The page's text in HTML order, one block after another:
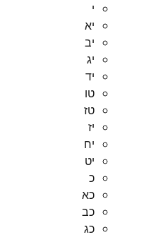
י
יא
יב
יג
יד
טו
טז
יז
יח
יט
כ
כא
כב
כג